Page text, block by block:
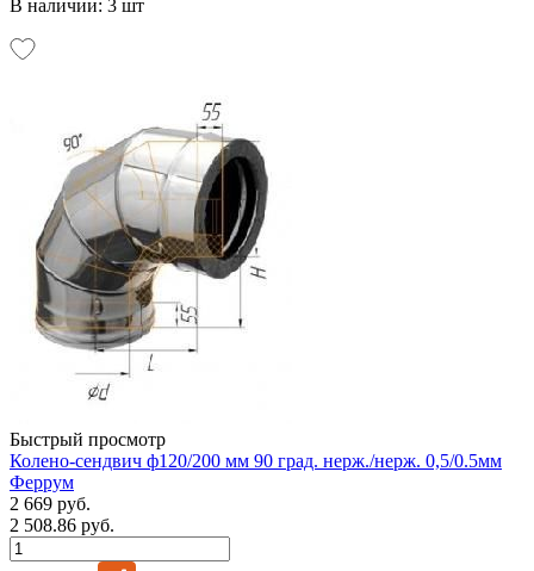
В наличии: 3 шт
Быстрый просмотр
Колено-сендвич ф120/200 мм 90 град. нерж./нерж. 0,5/0.5мм
Феррум
2 669 руб.
2 508.86 руб.